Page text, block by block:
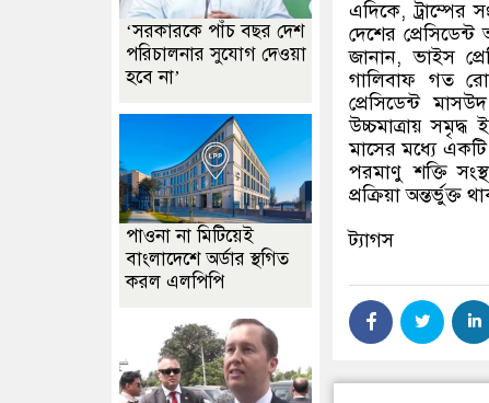
এদিকে,ট্রাম্পের
দেশের
জানান,ভাইস
গালিবাফ গত
প্রেসিডেন্ট
উচ্চমাত্রায়
মাসের মধ্যে একটি
পরমাণু শক্তি
প্রক্রিয়া অন্তর্ভুক্ত
ট্যাগস
‘সরকারকে পাঁচ বছর দেশ
পরিচালনার সুযোগ দেওয়া
হবে না’
পাওনা না মিটিয়েই
বাংলাদেশে অর্ডার স্থগিত
করল এলপিপি